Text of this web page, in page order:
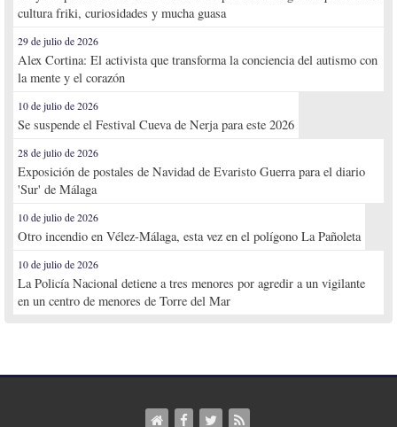
cultura friki, curiosidades y mucha guasa
29 de julio de 2026
Alex Cortina: El activista que transforma la conciencia del autismo con
la mente y el corazón
10 de julio de 2026
Se suspende el Festival Cueva de Nerja para este 2026
28 de julio de 2026
Exposición de postales de Navidad de Evaristo Guerra para el diario
'Sur' de Málaga
10 de julio de 2026
Otro incendio en Vélez-Málaga, esta vez en el polígono La Pañoleta
10 de julio de 2026
La Policía Nacional detiene a tres menores por agredir a un vigilante
en un centro de menores de Torre del Mar